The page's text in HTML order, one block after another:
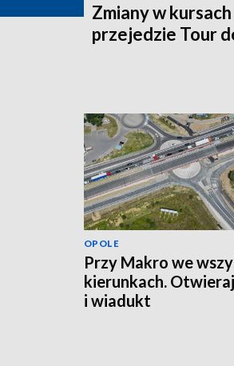
Zmiany w
przejedzie Tour
OPOLE
Przy Makro we
kierunkach.
i wiadukt